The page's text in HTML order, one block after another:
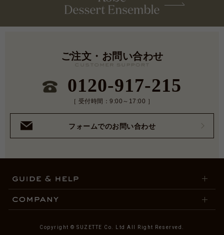
ご注文・お問い合わせ
0120-917-215
［ 受付時間：9:00～17:00 ］
フォームでのお問い合わせ
Copyright © SUZETTE Co. Ltd All Right Reserved.